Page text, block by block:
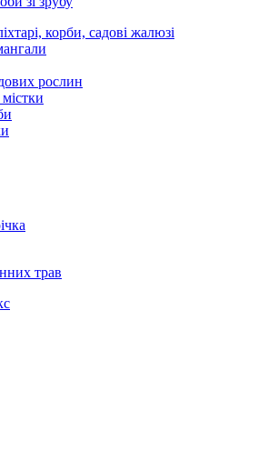
корби, садові жалюзі
рослин
трав